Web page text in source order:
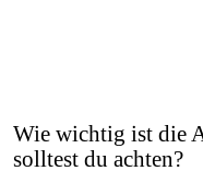
Wie wichtig ist die
solltest du achten?